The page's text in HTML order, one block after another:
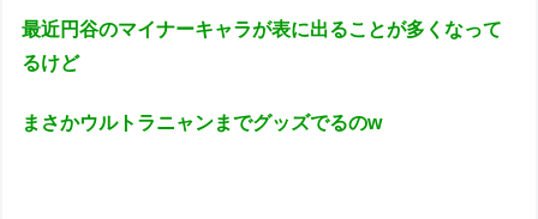
最近円谷のマイナーキャラが表に出ることが多くなって
るけど
まさかウルトラニャンまでグッズでるのw